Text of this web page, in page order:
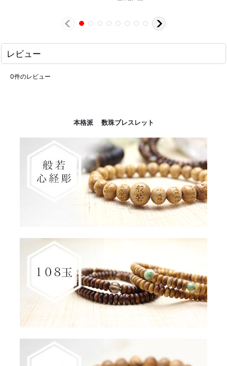
レビュー
0件のレビュー
本格派 数珠ブレスレット